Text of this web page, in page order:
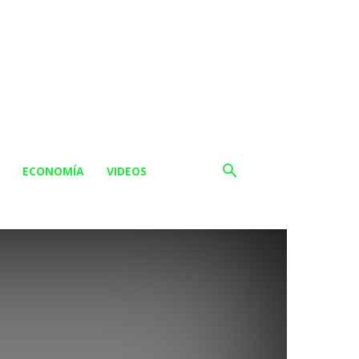
ECONOMÍA VIDEOS